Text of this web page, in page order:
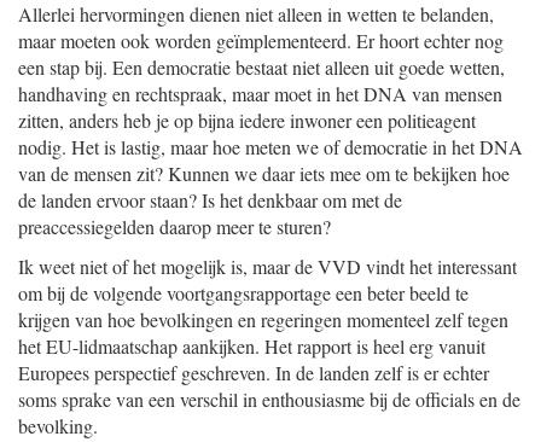
Allerlei hervormingen dienen niet alleen in wetten te belanden,
maar moeten ook worden geïmplementeerd. Er hoort echter nog
een stap bij. Een democratie bestaat niet alleen uit goede wetten,
handhaving en rechtspraak, maar moet in het DNA van mensen
zitten, anders heb je op bijna iedere inwoner een politieagent
nodig. Het is lastig, maar hoe meten we of democratie in het DNA
van de mensen zit? Kunnen we daar iets mee om te bekijken hoe
de landen ervoor staan? Is het denkbaar om met de
preaccessiegelden daarop meer te sturen?
Ik weet niet of het mogelijk is, maar de VVD vindt het interessant
om bij de volgende voortgangsrapportage een beter beeld te
krijgen van hoe bevolkingen en regeringen momenteel zelf tegen
het EU-lidmaatschap aankijken. Het rapport is heel erg vanuit
Europees perspectief geschreven. In de landen zelf is er echter
soms sprake van een verschil in enthousiasme bij de officials en de
bevolking.